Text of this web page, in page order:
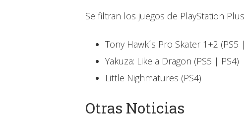
Se filtran los juegos de PlayStation
Tony Hawk´s Pro Skater 1+2 (PS5 |
Yakuza: Like a Dragon (PS5 | PS4)
Little Nighmatures (PS4)
Otras Noticias